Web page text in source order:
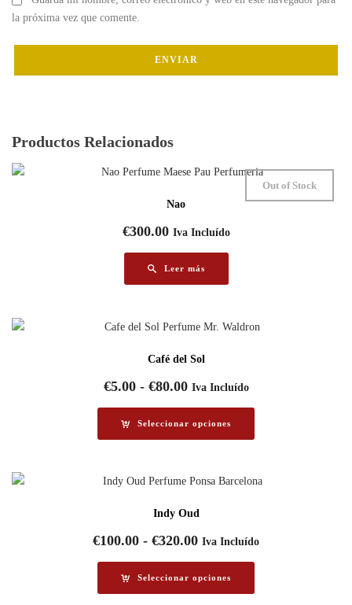
la próxima vez que comente.
Productos Relacionados
Nao
Out of Stock
€300.00 Iva Incluído
Leer más
Café del Sol
€5.00 - €80.00Rango
precios:
€80.00
Iva Incluído
Seleccionar opciones
Indy Oud
€100.00 - €320.00Rango
precios:
Iva Incluído
Seleccionar opciones